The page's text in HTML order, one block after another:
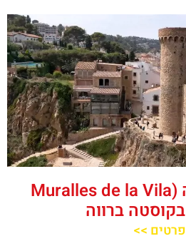
חומות וילה ולה (Muralles de la Vila
פרטים >>